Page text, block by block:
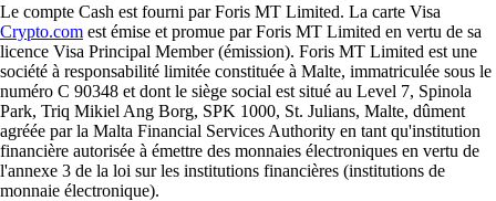
Le compte Cash est fourni par Foris MT Limited. La carte Visa
Crypto.com est émise et promue par Foris MT Limited en vertu de sa
licence Visa Principal Member (émission). Foris MT Limited est une
société à responsabilité limitée constituée à Malte, immatriculée sous le
numéro C 90348 et dont le siège social est situé au Level 7, Spinola
Park, Triq Mikiel Ang Borg, SPK 1000, St. Julians, Malte, dûment
agréée par la Malta Financial Services Authority en tant qu'institution
financière autorisée à émettre des monnaies électroniques en vertu de
l'annexe 3 de la loi sur les institutions financières (institutions de
monnaie électronique).